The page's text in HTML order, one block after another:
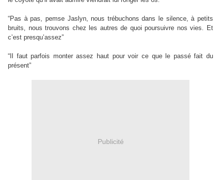
“Pas à pas, pemse Jaslyn, nous trébuchons dans le silence, à petits
bruits, nous trouvons chez les autres de quoi poursuivre nos vies. Et
c’est presqu’assez”
“Il faut parfois monter assez haut pour voir ce que le passé fait du
présent”
Publicité